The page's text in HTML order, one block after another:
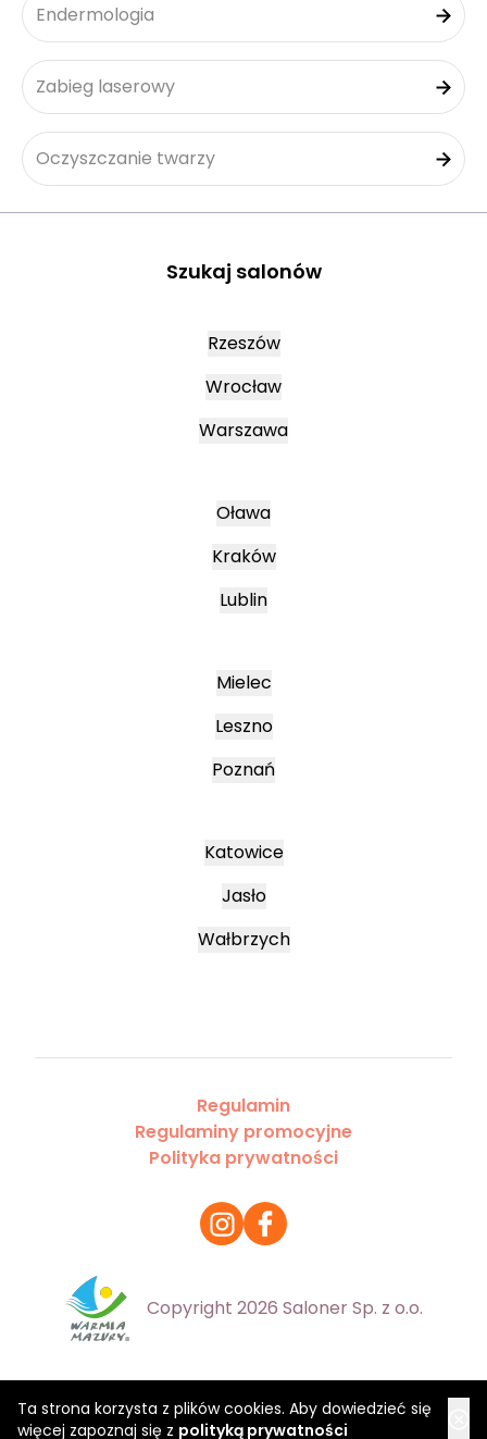
Ta strona korzysta z plików cookies. Aby dowiedzieć się
więcej zapoznaj się z polityką prywatności
Endermologia
Zabieg laserowy
Oczyszczanie twarzy
Szukaj salonów
Rzeszów
Wrocław
Warszawa
Oława
Kraków
Lublin
Mielec
Leszno
Poznań
Katowice
Jasło
Wałbrzych
Regulamin
Regulaminy promocyjne
Polityka prywatności
Copyright 2026 Saloner Sp. z o.o.